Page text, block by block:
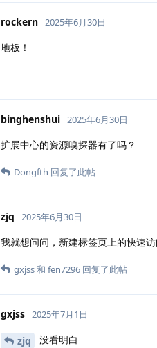
rockern 2025年6月30日
地板！
binghenshui 2025年6月30日
扩展中心的资源嗅探器有了吗？
Dongfth 回复了此帖
zjq 2025年6月30日
我就想问问，新建标签页上的快速
gxjss和 fen7296 回复了此帖
gxjss 2025年7月1日
zjq 没看明白